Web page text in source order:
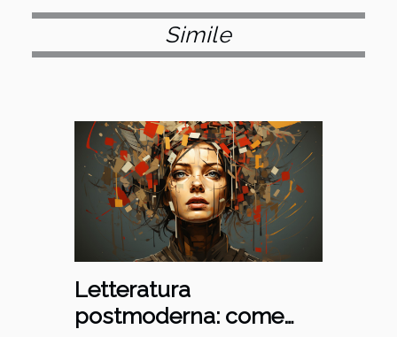
Simile
Letteratura
postmoderna: come